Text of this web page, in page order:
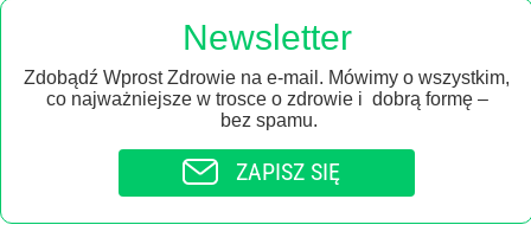
Newsletter
Zdobądź Wprost Zdrowie na e-mail. Mówimy o wszystkim,
co najważniejsze w trosce o zdrowie i dobrą formę –
bez spamu.
ZAPISZ SIĘ